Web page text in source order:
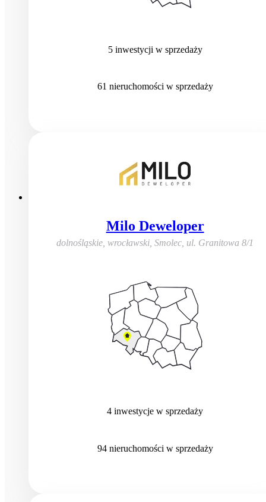
5 inwestycji w sprzedaży
61 nieruchomościw sprzedaży
Milo Deweloper
dolnośląskie, wrocławski, Smolec ul. Granitowa 8/1
4 inwestycje w sprzedaży
94 nieruchomości w sprzedaży